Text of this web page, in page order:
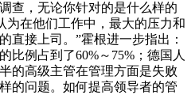
查，无论你针对的是什么样的
为在他们工作中，最大的压力和
直接上司。”霍根进一步指出：
比例占到了60%～75%；德国人
的高级主管在管理方面是失败
的问题。如何提高领导者的管